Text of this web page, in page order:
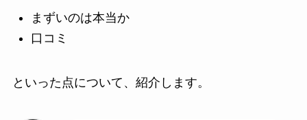
まずいのは本当か
口コミ
といった点について、紹介します。